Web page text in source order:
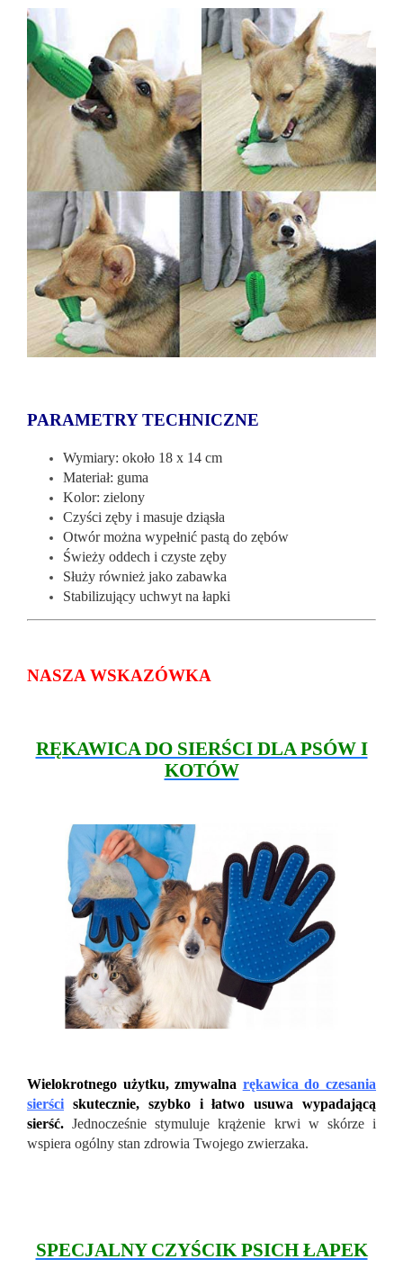
PARAMETRY TECHNICZNE
Wymiary: około 18 x 14 cm
Materiał: guma
Kolor: zielony
Czyści zęby i masuje dziąsła
Otwór można wypełnić pastą do zębów
Świeży oddech i czyste zęby
Służy również jako zabawka
Stabilizujący uchwyt na łapki
NASZA WSKAZÓWKA
RĘKAWICA DO SIERŚCI DLA PSÓW I
KOTÓW
Wielokrotnego użytku, zmywalna rękawica do czesania
sierści skutecznie, szybko i łatwo usuwa wypadającą
sierść. Jednocześnie stymuluje krążenie krwi w skórze i
wspiera ogólny stan zdrowia Twojego zwierzaka.
SPECJALNY CZYŚCIK PSICH ŁAPEK